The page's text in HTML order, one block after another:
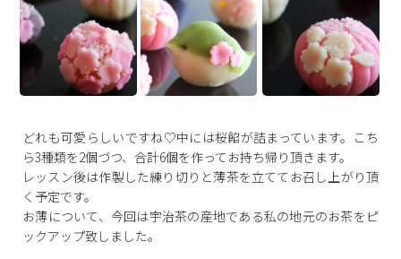
どれも可愛らしいですね♡中には桜餡が詰まっています。こち
ら3種類を2個づつ、合計6個を作ってお持ち帰り頂きます。
レッスン後は作製した練り切りと薄茶を立ててお召し上がり頂
く予定です。
お薄について、今回は宇治茶の産地である私の地元のお茶をピ
ックアップ致しました。